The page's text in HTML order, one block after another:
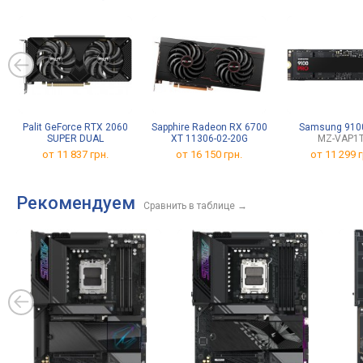
HDR, TÜV Rheinland
2.5
Palit GeForce RTX 2060
SUPER DUAL
от 11 837 грн.
Sapphire Radeon RX 6700
XT 11306-02-20G
от 16 150 грн.
Samsung
MZ-
от 11 299
Рекомендуем Сравнить в таблице →